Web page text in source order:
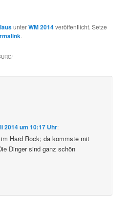
unterWM 2014veröffentlicht. Setze
.
“
2014 um 10:17 Uhr:
Hard Rock; da kommste mit
Dinger sind ganz schön